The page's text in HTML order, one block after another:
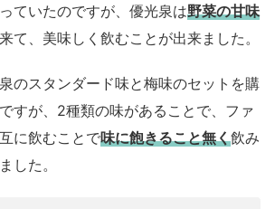
ていたのですが、優光泉は野菜の甘味
て、美味しく飲むことが出来ました。
のスタンダード味と梅味のセットを購
すが、2種類の味があることで、ファ
に飲むことで味に飽きること無く飲み
した。